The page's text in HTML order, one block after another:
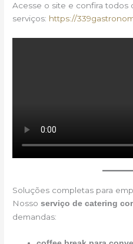
Acesse o site e confira todos
serviços: https://
Soluções completas para
Nossoserviço de catering
demandas: